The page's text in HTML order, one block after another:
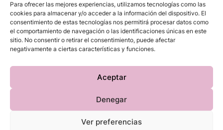
Para ofrecer las mejores experiencias, utilizamos tecnologías como las
cookies para almacenar y/o acceder a la información del dispositivo. El
consentimiento de estas tecnologías nos permitirá procesar datos como
el comportamiento de navegación o las identificaciones únicas en este
sitio. No consentir o retirar el consentimiento, puede afectar
negativamente a ciertas características y funciones.
Aceptar
Denegar
Ver preferencias
Copyright © 2023 D’BeBe’S. Todos los derechos reservados.